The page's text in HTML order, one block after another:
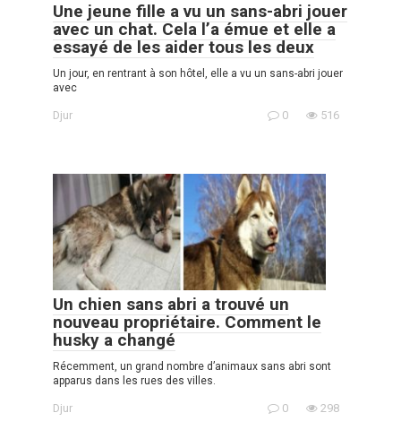
Une jeune fille a vu un sans-abri jouer
avec un chat. Cela l’a émue et elle a
essayé de les aider tous les deux
Un jour, en rentrant à son hôtel, elle a vu un sans-abri jouer
avec
Djur 0 516
Un chien sans abri a trouvé un
nouveau propriétaire. Comment le
husky a changé
Récemment, un grand nombre d’animaux sans abri sont
apparus dans les rues des villes.
Djur 0 298